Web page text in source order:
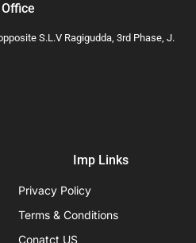
Office
S.L.V Ragigudda, 3rd Phase, J.
Imp Links
Privacy Policy
Terms & Conditions
Conatct US